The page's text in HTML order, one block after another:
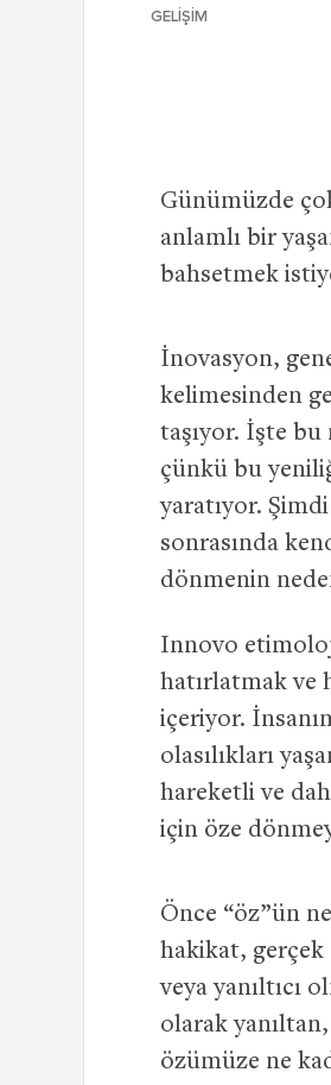
GELIŞIM
Günümüzde
anlamlı bir
bahsetmek
İnovasyon,
kelimesinden
taşıyor. İşte bu
çünkü bu
yaratıyor.
sonrasında
dönmenin
Innovo
hatırlatmak ve
içeriyor.
olasılıkları
hareketli ve
için öze
Önce “öz”ün
hakikat, gerçek
veya yanıltıcı
olarak
özümüze ne